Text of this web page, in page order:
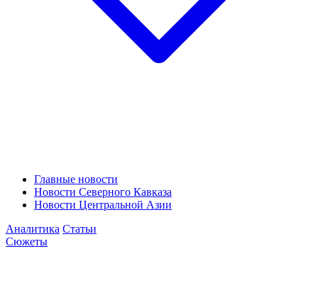
Главные новости
Новости Северного Кавказа
Новости Центральной Азии
Аналитика Статьи
Сюжеты